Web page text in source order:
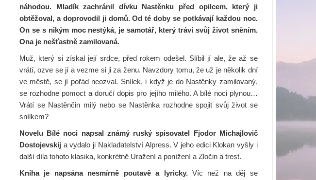
náhodou. Mladík zachránil dívku Nastěnku před opilcem, který ji
obtěžoval, a doprovodil ji domů. Od té doby se potkávají každou noc.
On se s nikým moc nestýká, je samotář, který tráví svůj život sněním.
Ona je nešťastně zamilovaná.
Muž, který si získal její srdce, před rokem odešel. Slíbil jí ale, že až se
vrátí, ozve se jí a vezme si ji za ženu. Navzdory tomu, že už je několik dní
ve městě, se jí pořád neozval. Snílek, i když je do Nastěnky zamilovaný,
se rozhodne pomoct a doručí dopis pro jejího milého. A bílé noci plynou…
Vrátí se Nastěnčin milý nebo se Nastěnka rozhodne spojit svůj život se
snílkem?
Novelu Bílé noci napsal známý ruský spisovatel Fjodor Michajlovič
Dostojevskij a vydalo ji Nakladatelství Alpress. V jeho edici Klokan vyšly i
další díla tohoto klasika, konkrétně Uražení a ponížení a Zločin a trest.
Kniha je napsána nesmírně poutavě a lyricky.Víc než na děj se